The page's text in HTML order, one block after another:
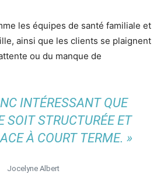
les équipes de santé familiale et
ainsi que les clients se plaignent
ou du manque de
INTÉRESSANT QUE
SOIT STRUCTURÉE ET
À COURT TERME. »
Jocelyne Albert